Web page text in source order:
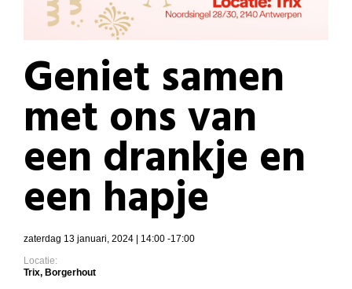
Geniet samen
met ons van
een drankje en
een hapje
zaterdag 13 januari, 2024 | 14:00 -17:00
Locatie:
Trix, Borgerhout